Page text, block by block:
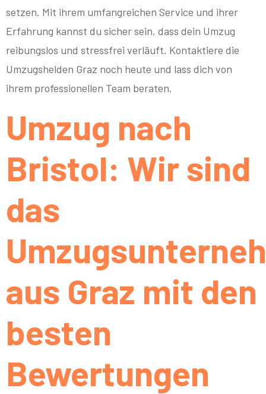
setzen. Mit ihrem umfangreichen Service und ihrer
Erfahrung kannst du sicher sein, dass dein Umzug
reibungslos und stressfrei verläuft. Kontaktiere die
Umzugshelden Graz noch heute und lass dich von
ihrem professionellen Team beraten.
Umzug nach
Bristol: Wir sind
das
aus Graz mit den
besten
Bewertungen